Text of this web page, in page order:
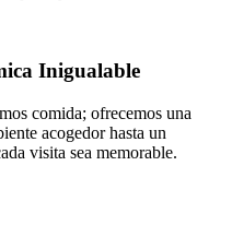
Inigualable
comida; ofrecemos una
acogedor hasta un
visita sea memorable.